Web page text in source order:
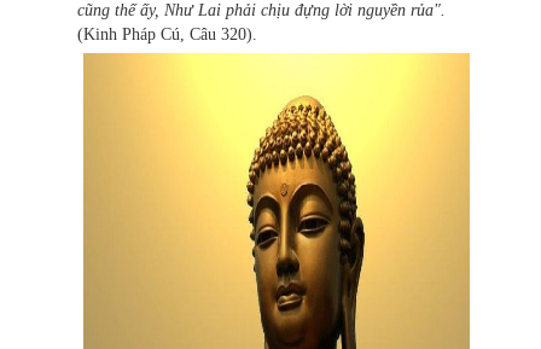
cũng thế ấy, Như Lai phải chịu đựng lời nguyền rủa".
(Kinh Pháp Cú, Câu 320).